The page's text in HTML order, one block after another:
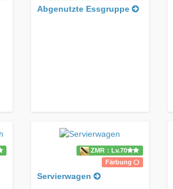
Abgenutzte Essgruppe
ZMR：Lv.70
Färbung
Servierwagen